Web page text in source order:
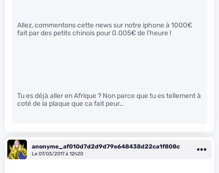
Allez, commentons cette news sur notre iphone à 1000€
fait par des petits chinois pour 0.005€ de l’heure !
Tu es déjà aller en Afrique ? Non parce que tu es tellement à
coté de la plaque que ca fait peur…
anonyme_af010d7d2d9d79e648438d22ca1f808c
Le 07/03/2017 à 12h20